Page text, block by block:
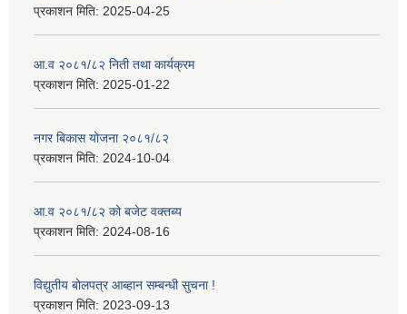
प्रकाशन मिति: 2025-04-25
आ.व २०८१/८२ निती तथा कार्यक्रम
प्रकाशन मिति: 2025-01-22
नगर बिकास योजना २०८१/८२
प्रकाशन मिति: 2024-10-04
आ.व २०८१/८२ को बजेट वक्तब्य
प्रकाशन मिति: 2024-08-16
विद्युतीय बोलपत्र आब्हान सम्बन्धी सुचना !
प्रकाशन मिति: 2023-09-13